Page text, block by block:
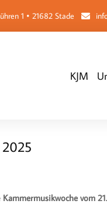
1 • 21682 Stade
KJM
Kammermusikwoche vom